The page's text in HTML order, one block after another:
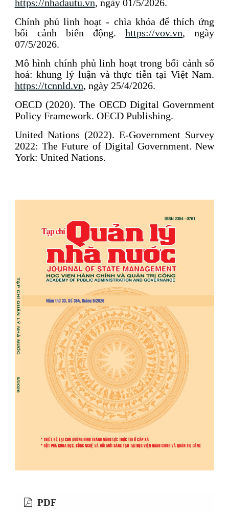
https://nhadautu.vn, ngày 01/5/2026.
Chính phủ linh hoạt - chìa khóa để thích ứng
bối cảnh biến động.https://vov.vn, ngày
07/5/2026.
Mô hình chính phủ linh hoạt trong bối cảnh số
hoá: khung lý luận và thực tiễn tại Việt Nam.
https://tcnnld.vn, ngày 25/4/2026.
OECD (2020). The OECD Digital Government
Policy Framework. OECD Publishing.
United Nations (2022). E-Government Survey
2022: The Future of Digital Government. New
York: United Nations.
PDF